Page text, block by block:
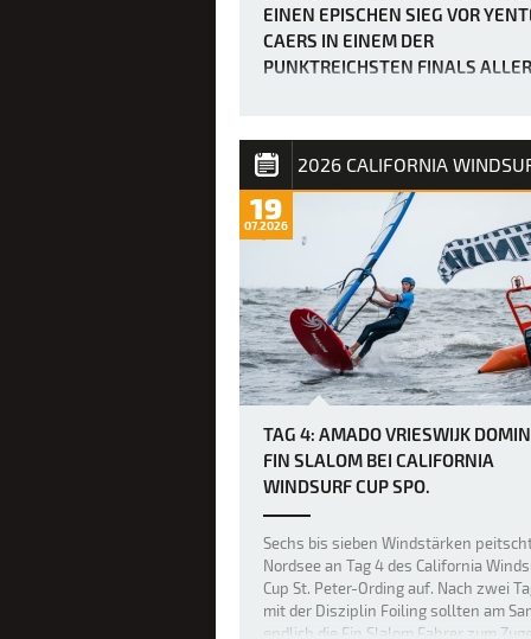
EINEN EPISCHEN SIEG VOR
CAERS IN EINEM DER
PUNKTREICHSTEN FINALS ALLER
Bereits gestern war das Niveau im
unglaublich hoch, doch heute legten
weltbesten Freestyler beim PWA
Slam 2026 auf Fuerteventura die
noch einmal höher, als über Nacht ein
größerer Swell nach Sotavento rollte
einige der besten Freestyl…
19
07.2026
TAG 4: AMADO VRIESWIJK
FIN SLALOM BEI CALIFORNIA
WINDSURF CUP SPO.
Sechs bis sieben Windstärken
Nordsee an Tag 4 des California
Cup St. Peter-Ording auf. Nach zwei
mit der Disziplin Foiling sollten am
endlich die Fin Slalom Fahrer zum Zuge